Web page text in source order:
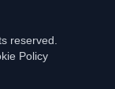
reserved.
Policy